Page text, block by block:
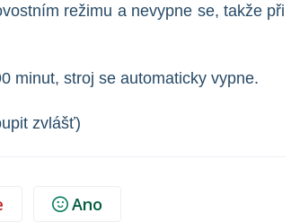
režimu a nevypne se, takže při
minut, stroj se automaticky vypne.
zvlášť)
Ano